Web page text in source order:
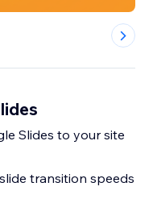
Slides to your site
transition speeds